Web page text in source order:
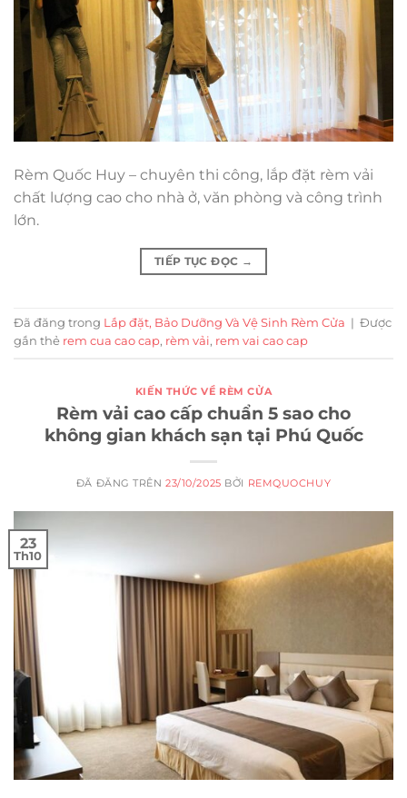
Rèm Quốc Huy – chuyên thi công, lắp đặt rèm vải
chất lượng cao cho nhà ở, văn phòng và công trình
lớn.
TIẾP TỤC ĐỌC →
Đã đăng trong Lắp đặt, Bảo Dưỡng Và Vệ Sinh Rèm Cửa | Được
gắn thẻ rem cua cao cap, rèm vải, rem vai cao cap
KIẾN THỨC VỀ RÈM CỬA
Rèm vải cao cấp chuẩn 5 sao cho
không gian khách sạn tại Phú Quốc
ĐÃ ĐĂNG TRÊN23/10/2025 BỞI REMQUOCHUY
23
Th10